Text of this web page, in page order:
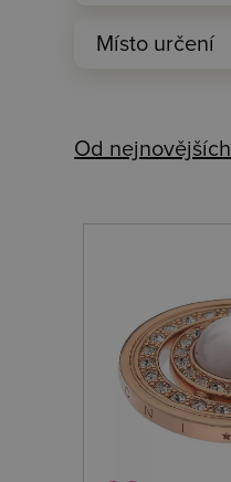
Místo určení
Od nejnovějších